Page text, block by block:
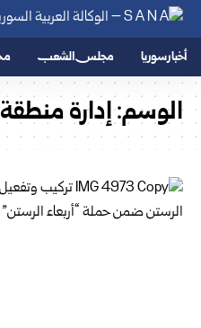
أخبار سوريا مجلس الشعب
الوسم:إدارة